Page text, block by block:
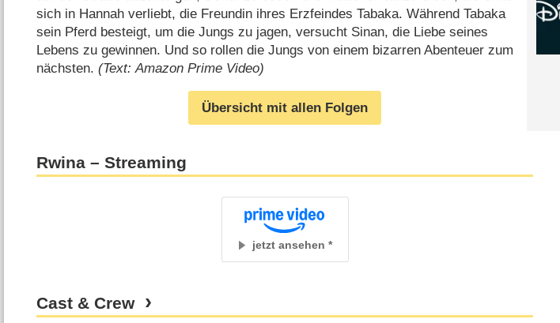
sich in Hannah verliebt, die Freundin ihres Erzfeindes Tabaka. Während Tabaka
sein Pferd besteigt, um die Jungs zu jagen, versucht Sinan, die Liebe seines
Lebens zu gewinnen. Und so rollen die Jungs von einem bizarren Abenteuer zum
nächsten.(Text: Amazon Prime Video)
Übersicht mit allen Folgen
Rwina – Streaming
jetzt ansehen
Cast & Crew